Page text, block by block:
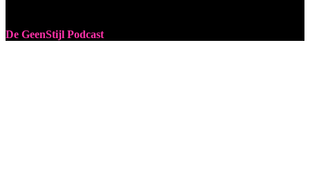
De GeenStijl Podcast